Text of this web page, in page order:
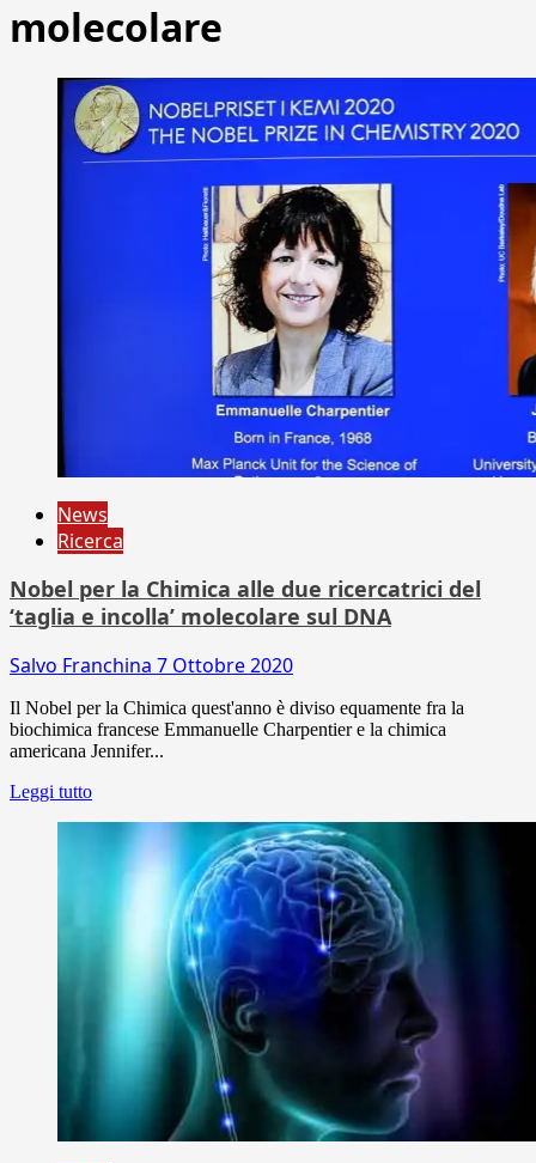
molecolare
News
Ricerca
Nobel per la Chimica alle due ricercatrici del
‘taglia e incolla’ molecolare sul DNA
Salvo Franchina 7 Ottobre 2020
Il Nobel per la Chimica quest'anno è diviso equamente fra la
biochimica francese Emmanuelle Charpentier e la chimica
americana Jennifer...
Leggi tutto